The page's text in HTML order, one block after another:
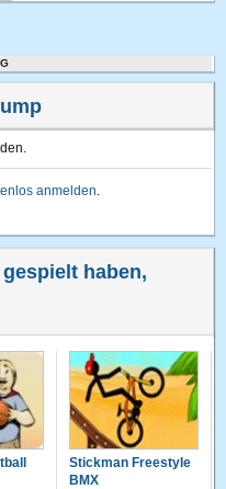
anmelden.
haben,
Stickman Freestyle
BMX